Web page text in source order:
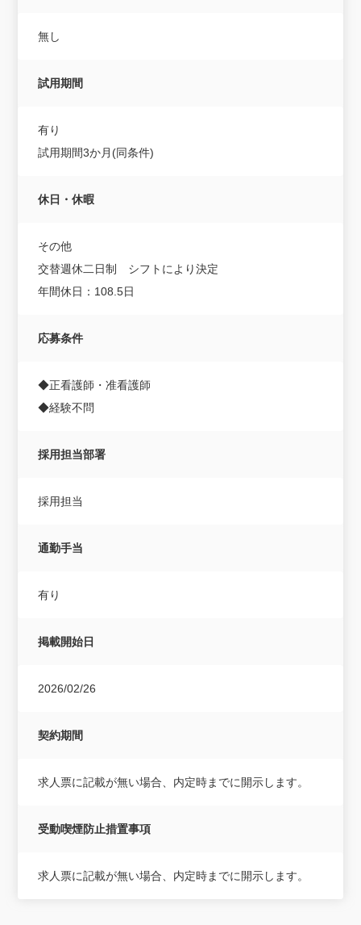
無し
試用期間
有り
試用期間3か月(同条件)
休日・休暇
その他
交替週休二日制 シフトにより決定
年間休日：108.5日
応募条件
◆正看護師・准看護師
◆経験不問
採用担当部署
採用担当
通勤手当
有り
掲載開始日
2026/02/26
契約期間
求人票に記載が無い場合、内定時までに開示します。
受動喫煙防止措置事項
求人票に記載が無い場合、内定時までに開示します。